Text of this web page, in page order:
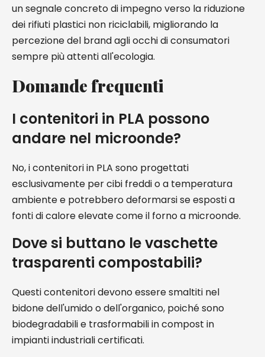
un segnale concreto di impegno verso la riduzione
dei rifiuti plastici non riciclabili, migliorando la
percezione del brand agli occhi di consumatori
sempre più attenti all'ecologia.
Domande frequenti
I contenitori in PLA possono
andare nel microonde?
No, i contenitori in PLA sono progettati
esclusivamente per cibi freddi o a temperatura
ambiente e potrebbero deformarsi se esposti a
fonti di calore elevate come il forno a microonde.
Dove si buttano le vaschette
trasparenti compostabili?
Questi contenitori devono essere smaltiti nel
bidone dell'umido o dell'organico, poiché sono
biodegradabili e trasformabili in compost in
impianti industriali certificati.